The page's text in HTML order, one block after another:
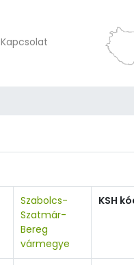
Kapcsolat
Szabolcs-
Szatmár-
Bereg
vármegye
KSH